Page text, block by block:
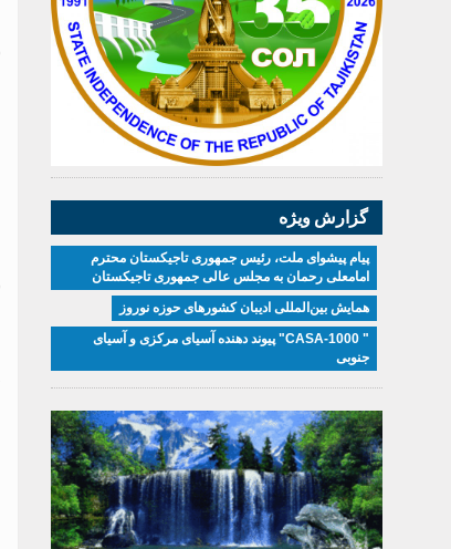
گزارش ویژه
پیام پیشوای ملت، رئیس جمهوری تاجیکستان محترم
امامعلی رحمان به مجلس عالی جمهوری تاجیکستان
همایش بین‌المللی ادیبان کشور‌های حوزه نوروز
" CASA-1000" پیوند دهنده آسیای مرکزی و آسیای
جنوبی